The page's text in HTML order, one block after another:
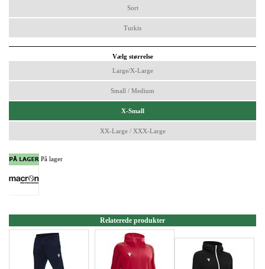
Sort
Turkis
Vælg størrelse
Large/X-Large
Small / Medium
X-Small
XX-Large / XXX-Large
På lager
Relaterede produkter